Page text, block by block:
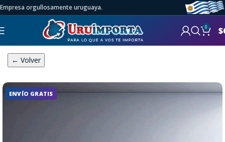
Empresa orgullosamente uruguaya.
0 $
← Volver
ENVÍO GRATIS